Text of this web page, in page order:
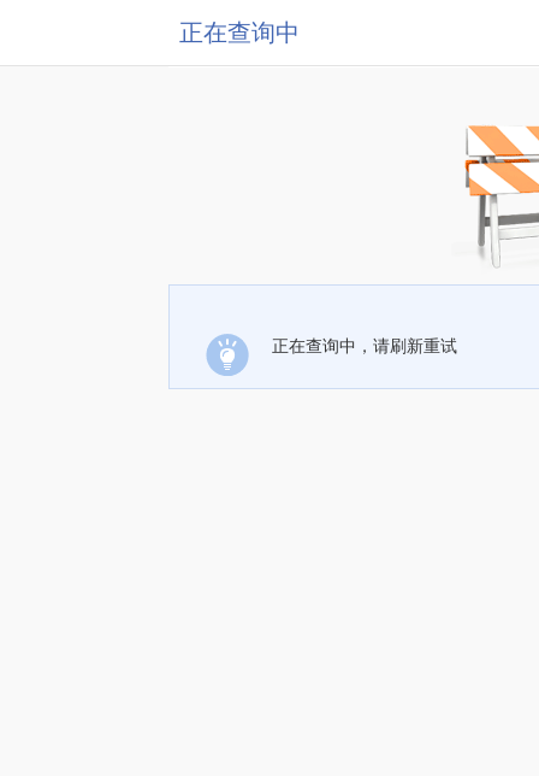
正在查询中
正在查询中，请刷新重试